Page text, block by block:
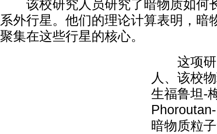
该校研究人员研究了暗物质如何
系外行星。他们的理论计算表明，暗
聚集在这些行星的核心。
这项研
人、该校
生福鲁坦-
暗物质粒